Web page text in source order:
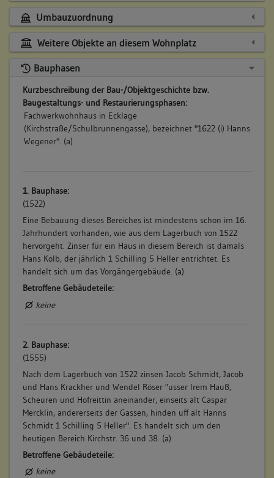
Umbauzuordnung
Weitere Objekte an diesem Wohnplatz
Bauphasen
Kurzbeschreibung der Bau-/Objektgeschichte bzw.
Baugestaltungs- und Restaurierungsphasen:
Fachwerkwohnhaus in Ecklage
(Kirchstraße/Schulbrunnengasse), bezeichnet "1622 (i) Hanns
Wegener". (a)
1. Bauphase:
(1522)
Eine Bebauung dieses Bereiches ist mindestens schon im 16.
Jahrhundert vorhanden, wie aus dem Lagerbuch von 1522
hervorgeht. Zinser für ein Haus in diesem Bereich ist damals
Hans Kolb, der jährlich 1 Schilling 5 Heller entrichtet. Es
handelt sich um das Vorgängergebäude. (a)
Betroffene Gebäudeteile:
keine
2. Bauphase:
(1555)
Nach dem Lagerbuch von 1522 zinsen Jacob Schmidt, Jacob
und Hans Krackher und Wendel Röser "usser Irem Hauß,
Scheuren und Hofreittin aneinander, einseits alt Caspar
Mercklin, andererseits der Gassen, hinden uff alt Hanns
Schmidt 1 Schilling 5 Heller". Es handelt sich um den
heutigen Bereich Kirchstr. 36 und 38. (a)
Betroffene Gebäudeteile:
keine